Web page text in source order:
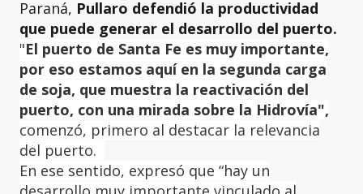
Paraná, Pullaro defendió la productividad
que puede generar el desarrollo del puerto.
"El puerto de Santa Fe es muy importante,
por eso estamos aquí en la segunda carga
de soja, que muestra la reactivación del
puerto, con una mirada sobre la Hidrovía",
comenzó, primero al destacar la relevancia
del puerto.
En ese sentido, expresó que “hay un